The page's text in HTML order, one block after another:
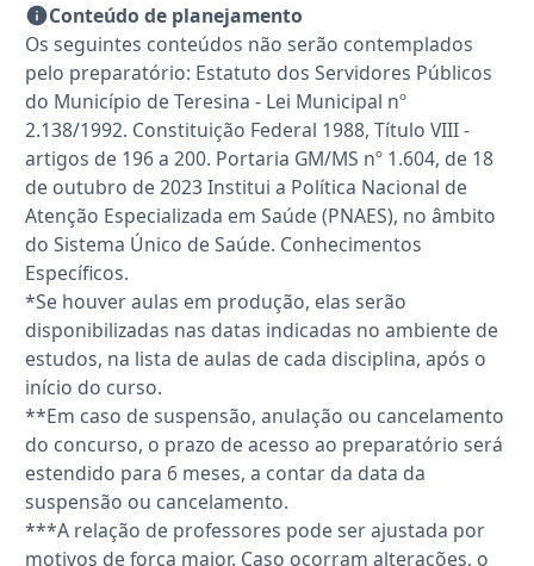
Conteúdo de planejamento
Os seguintes conteúdos não serão contemplados
pelo preparatório: Estatuto dos Servidores Públicos
do Município de Teresina - Lei Municipal nº
2.138/1992. Constituição Federal 1988, Título VIII -
artigos de 196 a 200. Portaria GM/MS nº 1.604, de 18
de outubro de 2023 Institui a Política Nacional de
Atenção Especializada em Saúde (PNAES), no âmbito
do Sistema Único de Saúde. Conhecimentos
Específicos.
*Se houver aulas em produção, elas serão
disponibilizadas nas datas indicadas no ambiente de
estudos, na lista de aulas de cada disciplina, após o
início do curso.
**Em caso de suspensão, anulação ou cancelamento
do concurso, o prazo de acesso ao preparatório será
estendido para 6 meses, a contar da data da
suspensão ou cancelamento.
***A relação de professores pode ser ajustada por
motivos de força maior. Caso ocorram alterações, o